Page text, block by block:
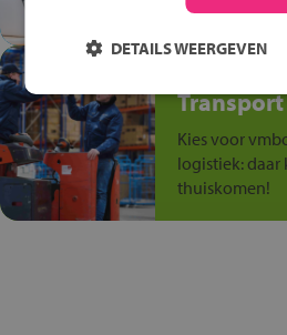
anders is!
Kies voor
logistiek: daar
thuiskomen!
DETAILS WEERGEVEN